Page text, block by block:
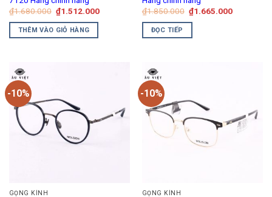
₫1.680.000 Giá
gốc
là:
₫1.680.000.
₫1.512.000Giá
THÊM VÀO GIỎ HÀNG
₫1.850.000 Giá
gốc
là:
₫1.665.000Giá
ĐỌC TIẾP
-10%
GỌNG KÍNH
-10%
GỌNG KÍNH